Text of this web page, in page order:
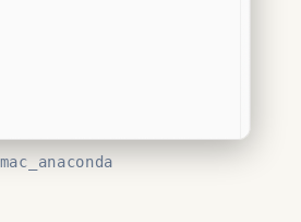
mac_anaconda